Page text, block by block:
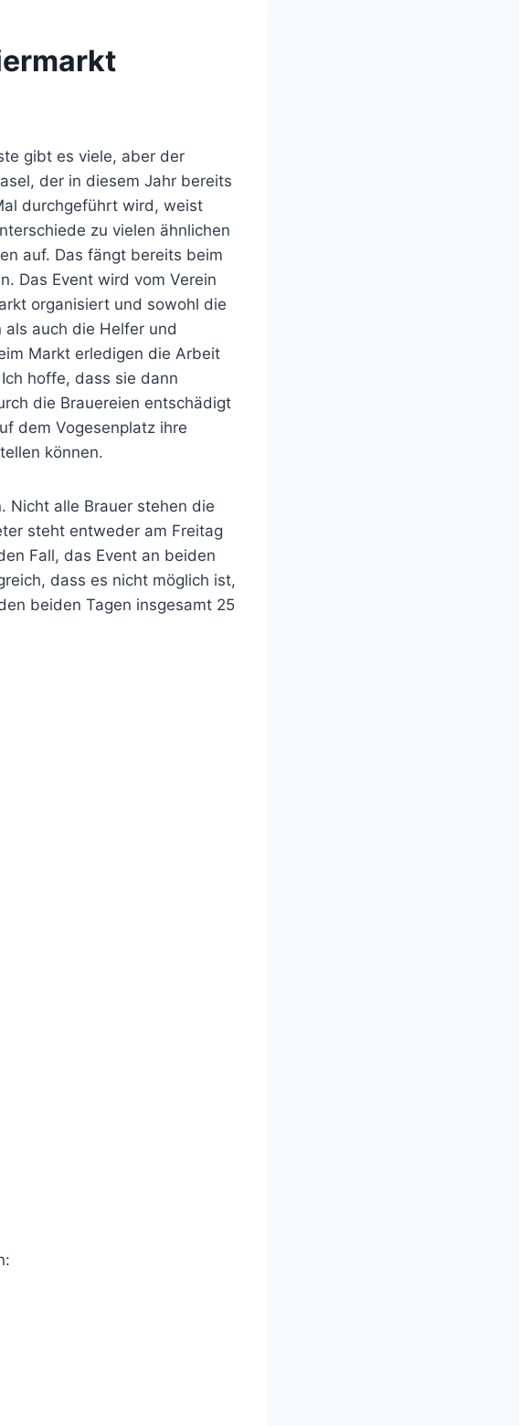
gibt es viele, aber der
der in diesem Jahr bereits
durchgeführt wird, weist
zu vielen ähnlichen
auf. Das fängt bereits beim
Das Event wird vom Verein
organisiert und sowohl die
als auch die Helfer und
Markt erledigen die Arbeit
hoffe, dass sie dann
die Brauereien entschädigt
dem Vogesenplatz ihre
können.
Nicht alle Brauer stehen die
steht entweder am Freitag
Fall, das Event an beiden
dass es nicht möglich ist,
beiden Tagen insgesamt 25